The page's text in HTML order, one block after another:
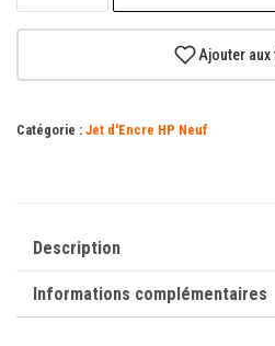
+
Ajouter
Catégorie : Jet d'Encre HP Neuf
Description
Informations complémentaires